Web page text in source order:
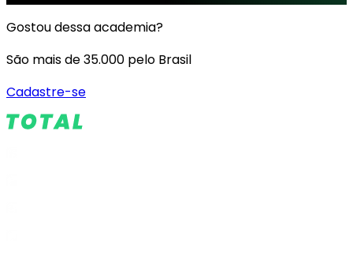
Gostou dessa academia?
São mais de 35.000 pelo Brasil
Cadastre-se